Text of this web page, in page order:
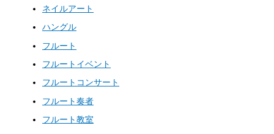
ネイルアート
ハングル
フルート
フルートイベント
フルートコンサート
フルート奏者
フルート教室